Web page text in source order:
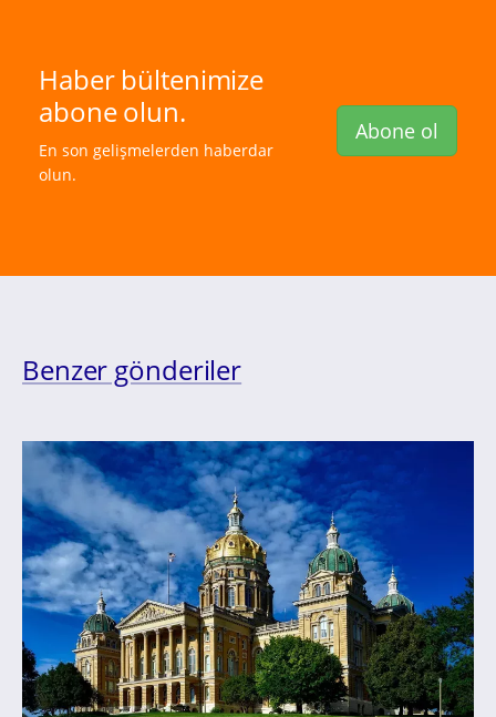
Haber bültenimize
abone olun.
En son gelişmelerden haberdar
olun.
Abone ol
Benzer gönderiler